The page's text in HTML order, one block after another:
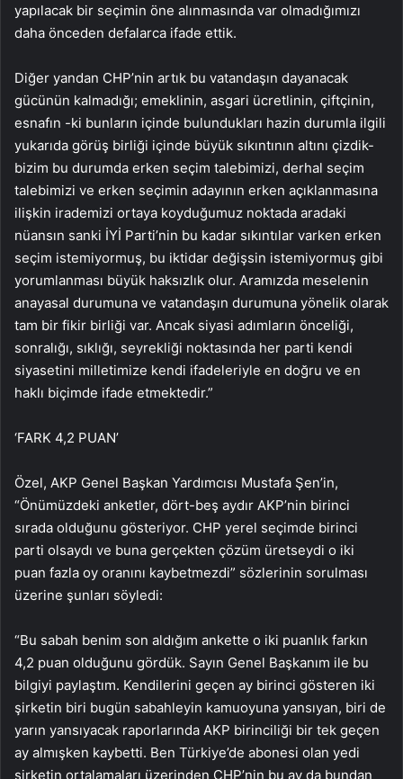
yapılacak bir seçimin öne alınmasında var olmadığımızı
daha önceden defalarca ifade ettik.
Diğer yandan CHP’nin artık bu vatandaşın dayanacak
gücünün kalmadığı; emeklinin, asgari ücretlinin, çiftçinin,
esnafın -ki bunların içinde bulundukları hazin durumla ilgili
yukarıda görüş birliği içinde büyük sıkıntının altını çizdik-
bizim bu durumda erken seçim talebimizi, derhal seçim
talebimizi ve erken seçimin adayının erken açıklanmasına
ilişkin irademizi ortaya koyduğumuz noktada aradaki
nüansın sanki İYİ Parti’nin bu kadar sıkıntılar varken erken
seçim istemiyormuş, bu iktidar değişsin istemiyormuş gibi
yorumlanması büyük haksızlık olur. Aramızda meselenin
anayasal durumuna ve vatandaşın durumuna yönelik olarak
tam bir fikir birliği var. Ancak siyasi adımların önceliği,
sonralığı, sıklığı, seyrekliği noktasında her parti kendi
siyasetini milletimize kendi ifadeleriyle en doğru ve en
haklı biçimde ifade etmektedir.”
‘FARK 4,2 PUAN’
Özel, AKP Genel Başkan Yardımcısı Mustafa Şen’in,
“Önümüzdeki anketler, dört-beş aydır AKP’nin birinci
sırada olduğunu gösteriyor. CHP yerel seçimde birinci
parti olsaydı ve buna gerçekten çözüm üretseydi o iki
puan fazla oy oranını kaybetmezdi” sözlerinin sorulması
üzerine şunları söyledi:
“Bu sabah benim son aldığım ankette o iki puanlık farkın
4,2 puan olduğunu gördük. Sayın Genel Başkanım ile bu
bilgiyi paylaştım. Kendilerini geçen ay birinci gösteren iki
şirketin biri bugün sabahleyin kamuoyuna yansıyan, biri de
yarın yansıyacak raporlarında AKP birinciliği bir tek geçen
ay almışken kaybetti. Ben Türkiye’de abonesi olan yedi
şirketin ortalamaları üzerinden CHP’nin bu ay da bundan